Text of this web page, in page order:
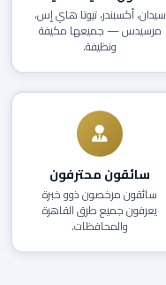
سيدان، أكسبندر، تيوتا هاي إس،
مرسيدس — جميعها مكيفة
ونظيفة.
سائقون محترفون
سائقون مرخصون ذوو خبرة
يعرفون جميع طرق القاهرة
والمحافظات.